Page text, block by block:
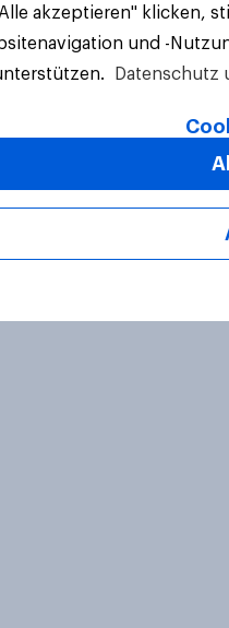
akzeptieren" klicken,
und -
Datenschutz